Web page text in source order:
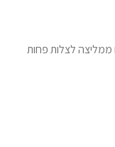
לצלות פחות